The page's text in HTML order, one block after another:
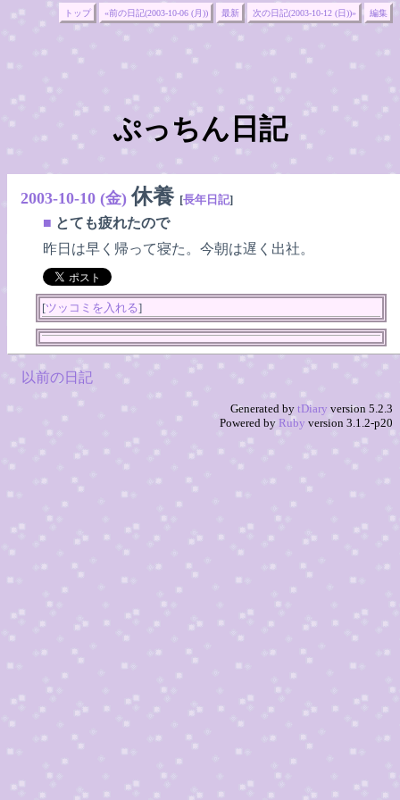
トップ «前の日記(2003-10-06 (月)) 最新 次の日記(2003-10-12 (日))» 編集
ぷっちん日記
2003-10-10 (金) 休養 [長年日記]
■ とても疲れたので
昨日は早く帰って寝た。今朝は遅く出社。
[ツッコミを入れる]
以前の日記
Generated by tDiary version 5.2.3
Powered by Ruby version 3.1.2-p20